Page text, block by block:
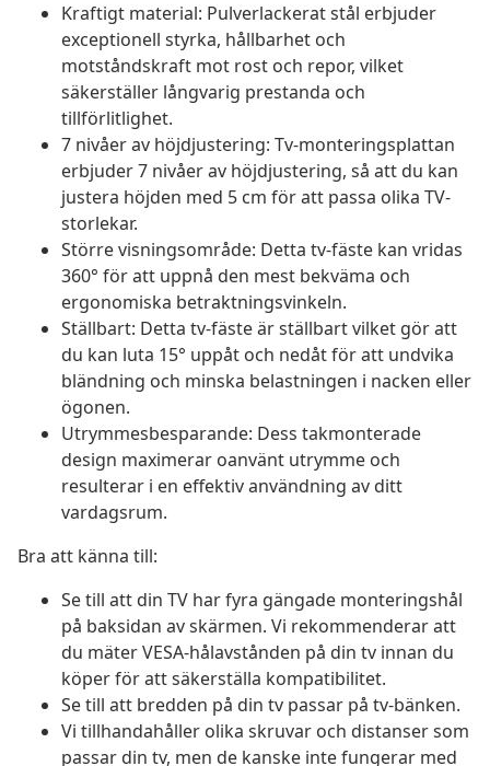
Kraftigt material: Pulverlackerat stål erbjuder
exceptionell styrka, hållbarhet och
motståndskraft mot rost och repor, vilket
säkerställer långvarig prestanda och
tillförlitlighet.
7 nivåer av höjdjustering: Tv-monteringsplattan
erbjuder 7 nivåer av höjdjustering, så att du kan
justera höjden med 5 cm för att passa olika TV-
storlekar.
Större visningsområde: Detta tv-fäste kan vridas
360° för att uppnå den mest bekväma och
ergonomiska betraktningsvinkeln.
Ställbart: Detta tv-fäste är ställbart vilket gör att
du kan luta 15° uppåt och nedåt för att undvika
bländning och minska belastningen i nacken eller
ögonen.
Utrymmesbesparande: Dess takmonterade
design maximerar oanvänt utrymme och
resulterar i en effektiv användning av ditt
vardagsrum.
Bra att känna till:
Se till att din TV har fyra gängade monteringshål
på baksidan av skärmen. Vi rekommenderar att
du mäter VESA-hålavstånden på din tv innan du
köper för att säkerställa kompatibilitet.
Se till att bredden på din tv passar på tv-bänken.
Vi tillhandahåller olika skruvar och distanser som
passar din tv, men de kanske inte fungerar med